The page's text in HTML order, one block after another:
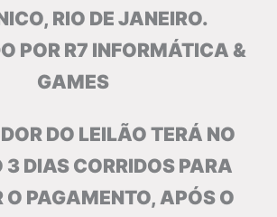
RIO DE JANEIRO.
POR R7 INFORMÁTICA &
GAMES
DO LEILÃO TERÁ NO
DIAS CORRIDOS PARA
O PAGAMENTO, APÓS O